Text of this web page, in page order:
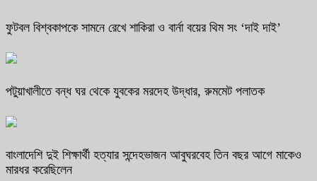
ফুটবল বিশ্বকাপকে সামনে রেখে শাকিরা ও বার্না বয়ের থিম সং ‘দাই দাই’
পটুয়াখালীতে বন্ধ ঘর থেকে যুবকের মরদেহ উদ্ধার, রুমমেট পলাতক
বাংলাদেশি দুই শিক্ষার্থী হত্যার সন্দেহভাজন আবুঘরবেহ তিন বছর আগে মাকেও
মারধর করেছিলেন